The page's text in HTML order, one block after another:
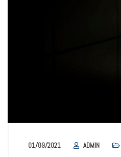
01/09/2021 ADMIN